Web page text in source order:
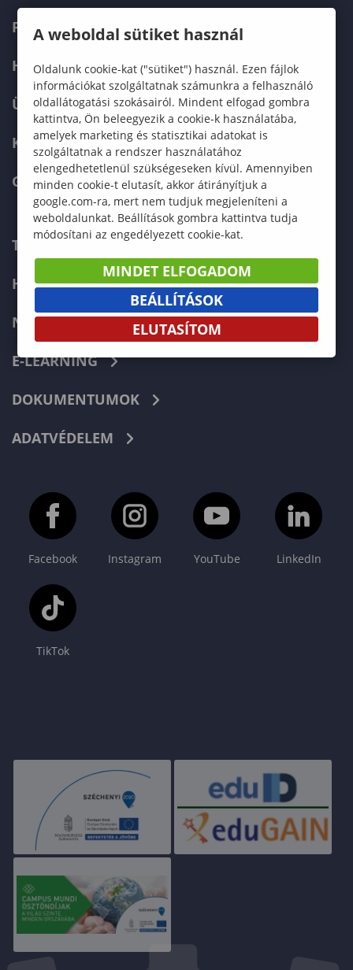
FELVÉTELIZŐKNEK
HALLGATÓKNAK
ÜZLETI PARTNEREKNEK
KARRIER
GREEN UNIVERSITY
TELEFONKÖNYV
HIBABEJELENTÉS
NEPTUN
E-LEARNING
DOKUMENTUMOK
ADATVÉDELEM
Facebook Instagram YouTube LinkedIn
TikTok
A weboldal sütiket használ
Oldalunk cookie-kat ("sütiket") használ. Ezen fájlok
információkat szolgáltatnak számunkra a felhasználó
oldallátogatási szokásairól. Mindent elfogad gombra
kattintva, Ön beleegyezik a cookie-k használatába,
amelyek marketing és statisztikai adatokat is
szolgáltatnak a rendszer használatához
elengedhetetlenül szükségeseken kívül. Amennyiben
minden cookie-t elutasít, akkor átirányítjuk a
google.com-ra, mert nem tudjuk megjeleníteni a
weboldalunkat. Beállítások gombra kattintva tudja
módosítani az engedélyezett cookie-kat.
MINDET ELFOGADOM
BEÁLLÍTÁSOK
ELUTASÍTOM